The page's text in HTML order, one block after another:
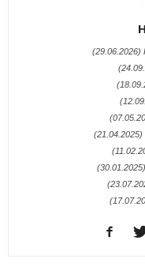
(29.06.2026)
(21.04.2025)